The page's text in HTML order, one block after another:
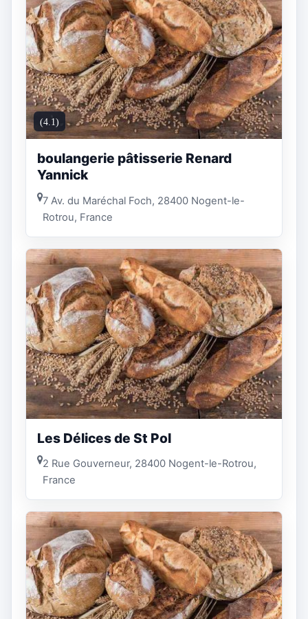
(4.1)
boulangerie pâtisserie Renard
Yannick
7 Av. du Maréchal Foch, 28400 Nogent-le-
Rotrou, France
Les Délices de St Pol
2 Rue Gouverneur, 28400 Nogent-le-Rotrou,
France